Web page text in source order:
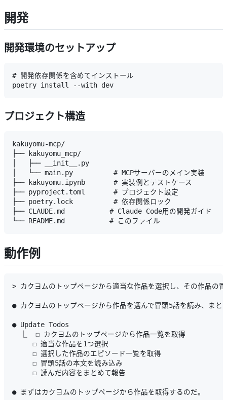
開発
開発環境のセットアップ
# 開発依存関係を含めてインストール
プロジェクト構造
kakuyomu-mcp/
├── kakuyomu_mcp/
│   ├── __init__.py
│   └── main.py          # MCPサーバーのメイン実装
├── kakuyomu.ipynb       # 実装例とテストケース
├── pyproject.toml       # プロジェクト設定
├── poetry.lock          # 依存関係ロック
├── CLAUDE.md           # Claude Code用の開発ガイド
動作例
> カクヨムのトップページから適当な作品を選択し、その作品の
● カクヨムのトップページから作品を選んで冒頭5話を読み、ま
● Update Todos
  ⎿  ☐ カクヨムのトップページから作品一覧を取得
     ☐ 適当な作品を1つ選択
     ☐ 選択した作品のエピソード一覧を取得
     ☐ 冒頭5話の本文を読み込み
     ☐ 読んだ内容をまとめて報告
● まずはカクヨムのトップページから作品を取得するのだ。